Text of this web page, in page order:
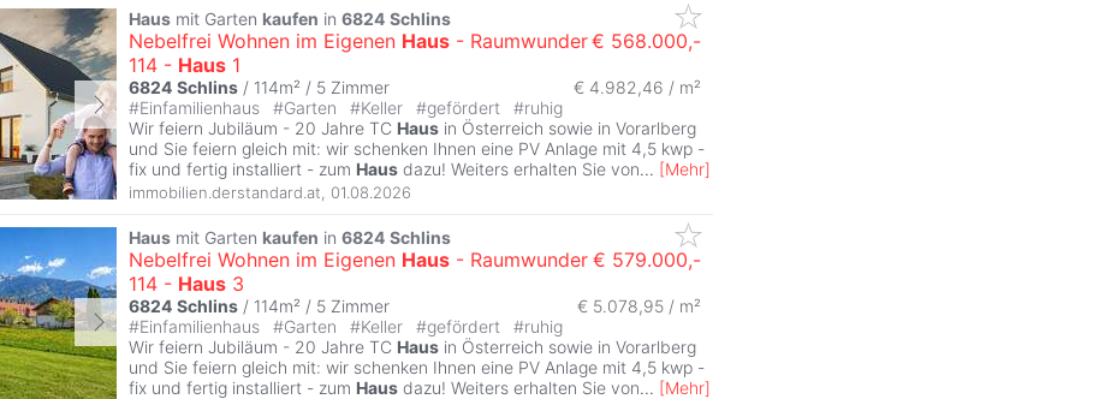
Haus mit Garten kaufen in 6824 Schlins
Nebelfrei Wohnen im Eigenen Haus - Raumwunder
114 - Haus 1
€ 568.000,-
6824 Schlins / 114m² / 5 Zimmer € 4.982,46 / m²
#Einfamilienhaus #Garten #Keller #gefördert #ruhig
Wir feiern Jubiläum - 20 Jahre TC Haus in Österreich sowie in Vorarlberg
und Sie feiern gleich mit: wir schenken Ihnen eine PV Anlage mit 4,5 kwp -
fix und fertig installiert - zum Haus dazu! Weiters erhalten Sie von... [Mehr]
immobilien.derstandard.at 01.08.2026
Haus mit Garten kaufen in 6824 Schlins
Nebelfrei Wohnen im Eigenen Haus - Raumwunder
114 - Haus 3
€ 579.000,-
6824 Schlins / 114m² / 5 Zimmer € 5.078,95 / m²
#Einfamilienhaus #Garten #Keller #gefördert #ruhig
Wir feiern Jubiläum - 20 Jahre TC Haus in Österreich sowie in Vorarlberg
und Sie feiern gleich mit: wir schenken Ihnen eine PV Anlage mit 4,5 kwp -
fix und fertig installiert - zum Haus dazu! Weiters erhalten Sie von... [Mehr]